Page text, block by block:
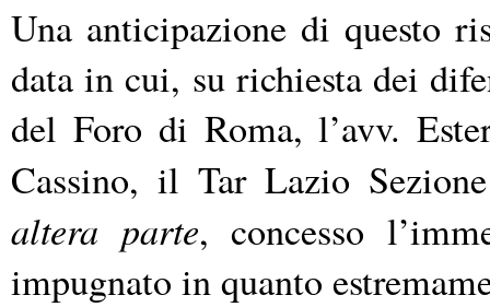
Una anticipazione di questo
data in cui, su richiesta dei
del Foro di Roma, l’avv.
Cassino, il Tar Lazio
altera parte, concesso
impugnato in quanto